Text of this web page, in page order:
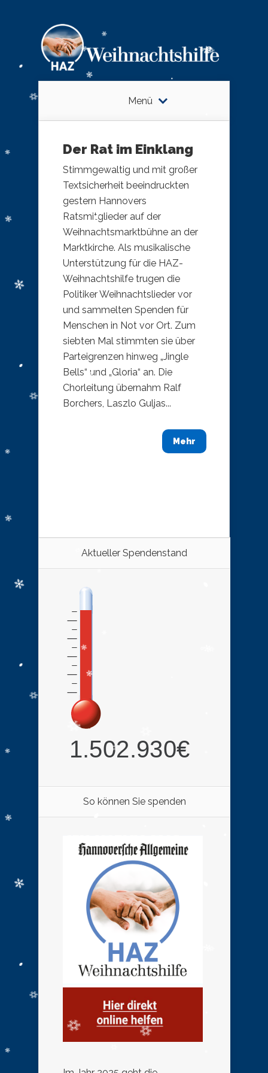
Menü
Der Rat im Einklang
Stimmgewaltig und mit großer
Textsicherheit beeindruckten
gestern Hannovers
Ratsmitglieder auf der
Weihnachtsmarktbühne an der
Marktkirche. Als musikalische
Unterstützung für die HAZ-
Weihnachtshilfe trugen die
Politiker Weihnachtslieder vor
und sammelten Spenden für
Menschen in Not vor Ort. Zum
siebten Mal stimmten sie über
Parteigrenzen hinweg „Jingle
Bells“ und „Gloria“ an. Die
Chorleitung übernahm Ralf
Borchers, Laszlo Guljas...
Mehr
Aktueller Spendenstand
So können Sie spenden